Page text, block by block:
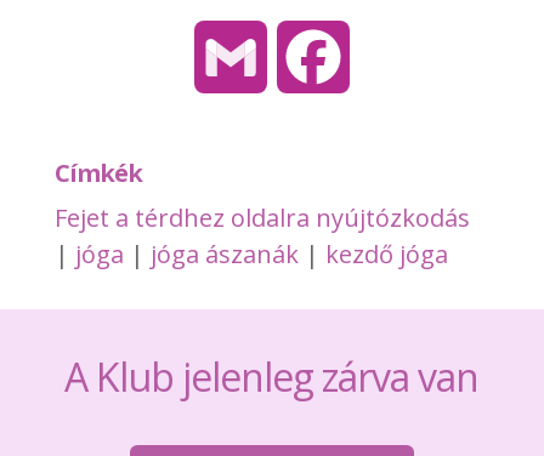
Gmail
Címkék
Fejet a térdhez oldalra nyújtózkodás
| jóga | jóga ászanák| kezdő jóga
A Klub jelenleg zárva van